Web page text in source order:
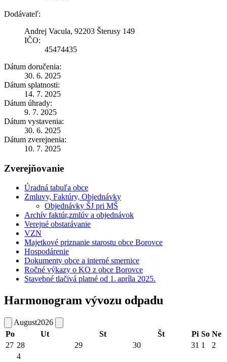
Dodávateľ:
Andrej Vacula, 92203 Šterusy 149
IČO:
45474435
Dátum doručenia:
30. 6. 2025
Dátum splatnosti:
14. 7. 2025
Dátum úhrady:
9. 7. 2025
Dátum vystavenia:
30. 6. 2025
Dátum zverejnenia:
10. 7. 2025
Zverejňovanie
Úradná tabuľa obce
Zmluvy, Faktúry, Objednávky
Objednávky ŠJ pri MŠ
Archív faktúr,zmlúv a objednávok
Verejné obstarávanie
VZN
Majetkové priznanie starostu obce Borovce
Hospodárenie
Dokumenty obce a interné smernice
Ročné výkazy o KO z obce Borovce
Stavebné tlačivá platné od 1. apríla 2025.
Harmonogram vývozu odpadu
August2026
Po
Ut St Št Pi So Ne
27 28 29 30 31 1
2
4